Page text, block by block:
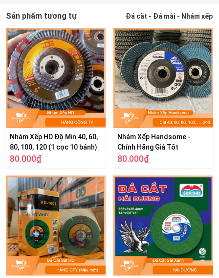
Sản phẩm tương tự Đá cắt - Đá mài - Nhám xếp
Nhám Xếp HD Độ Min 40, 60,
80, 100, 120 (1 cọc 10 bánh)
80.000₫
Nhám Xếp Handsome -
Chính Hãng Giá Tốt
80.000₫